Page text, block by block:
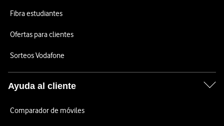
Fibra estudiantes
Ofertas para clientes
Sorteos Vodafone
Ayuda al cliente
Comparador de móviles